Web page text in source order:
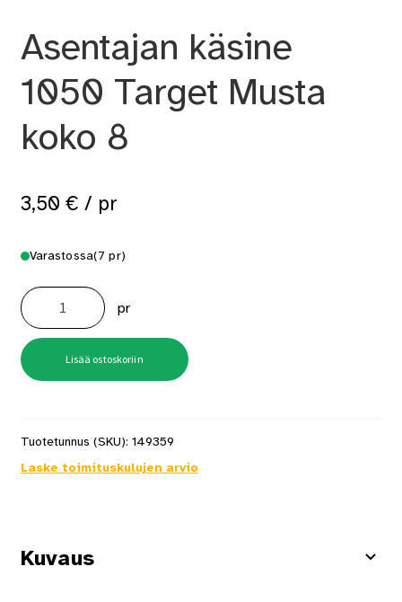
Asentajan käsine
1050 Target Musta
koko 8
3,50 € / pr
Varastossa(7 pr)
Asentajan
käsine
1050
Target
Musta
koko
8
määrä
pr
Lisää ostoskoriin
Tuotetunnus (SKU): 149359
Laske toimituskulujen arvio
Kuvaus